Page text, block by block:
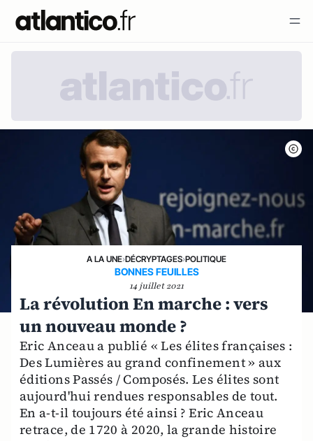
A LA UNE›DÉCRYPTAGES›POLITIQUE
BONNES FEUILLES
14 juillet 2021
La révolution En marche : vers
un nouveau monde ?
Eric Anceau a publié « Les élites françaises :
Des Lumières au grand confinement » aux
éditions Passés / Composés. Les élites sont
aujourd'hui rendues responsables de tout.
En a-t-il toujours été ainsi ? Eric Anceau
retrace, de 1720 à 2020, la grande histoire